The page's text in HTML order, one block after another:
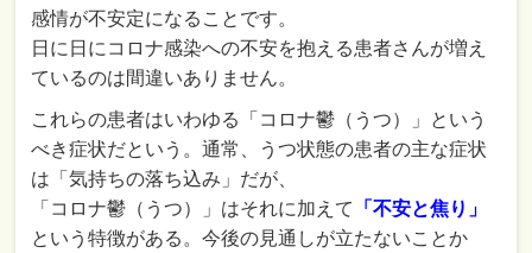
感情が不安定になることです。
日に日にコロナ感染への不安を抱える患者さんが増え
ているのは間違いありません。
これらの患者はいわゆる「コロナ鬱（うつ）」という
べき症状だという。通常、うつ状態の患者の主な症状
は「気持ちの落ち込み」だが、
「コロナ鬱（うつ）」はそれに加えて
「不安と焦り」
という特徴がある。今後の見通しが立たないことか